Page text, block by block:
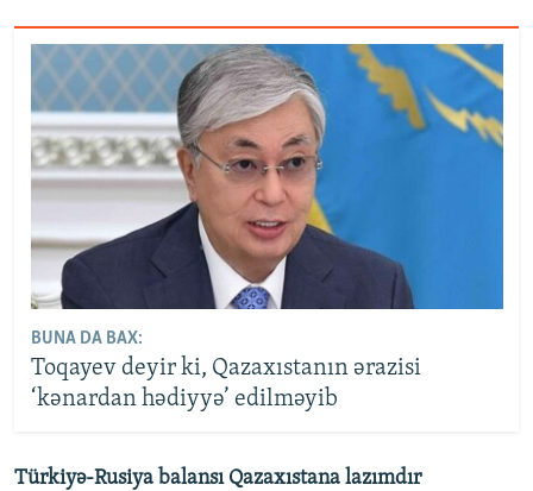
BUNA DA BAX:
Toqayev deyir ki, Qazaxıstanın ərazisi
‘kənardan hədiyyə’ edilməyib
Türkiyə-Rusiya balansı Qazaxıstana lazımdır